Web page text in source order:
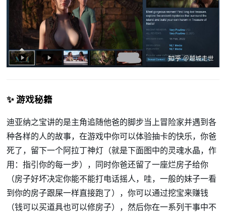
✨ 游戏秘籍
迪亚纳之宝讲的是主角追随他爸的脚步当上冒险家并遇到各
种各样的人的故事，在游戏中你可以体验抽卡的快乐，你爸
死了，留下一个阿拉丁神灯（就是下面图中的灵魂水晶，作
用：指引你的每一步），同时你爸还留了一座烂房子给你
（房子好坏决定你能不能打电话摇人，哇，一般的妹子一看
到你的房子跟屎一样直接跑了），你可以通过挖宝来赚钱
（钱可以买道具也可以修房子），然后你在一系列干事中不